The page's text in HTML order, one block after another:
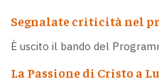
Segnalate criticità nel
È uscito il bando del
La Passione di Cristo a